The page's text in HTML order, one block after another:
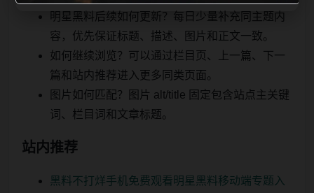
明星黑料后续如何更新？每日少量补充同主题内
容，优先保证标题、描述、图片和正文一致。
如何继续浏览？可以通过栏目页、上一篇、下一
篇和站内推荐进入更多同类页面。
图片如何匹配？图片 alt/title 固定包含站点主关键
词、栏目词和文章标题。
站内推荐
黑料不打烊手机免费观看明星黑料移动端专题入